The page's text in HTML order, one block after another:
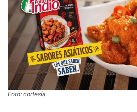
Foto: cortesía